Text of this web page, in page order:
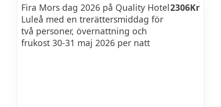
Desserter
Choklad Delice med vit chokladcremeux,
Fira Mors dag 2026 på Quality Hotel
Luleå med en trerättersmiddag för
två personer, övernattning och
frukost 30-31 maj 2026 per natt
2306Kr